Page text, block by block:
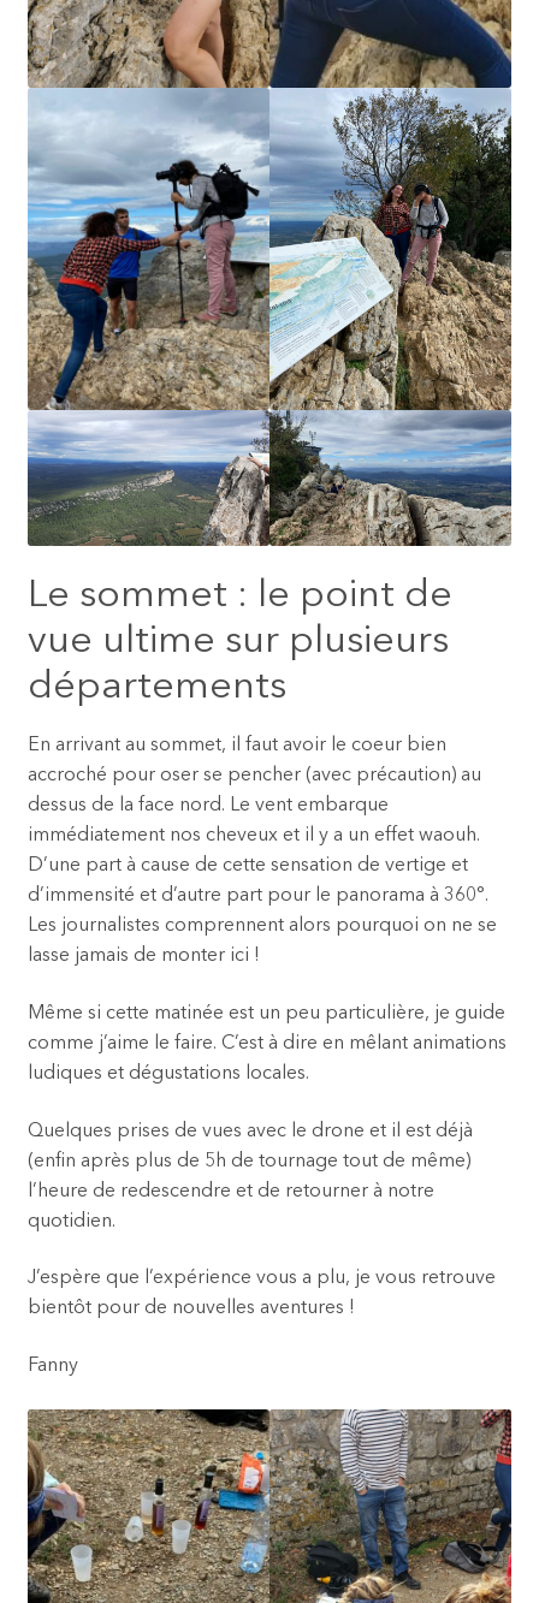
Le sommet : le point de
vue ultime sur plusieurs
départements
En arrivant au sommet, il faut avoir le coeur bien
accroché pour oser se pencher (avec précaution) au
dessus de la face nord. Le vent embarque
immédiatement nos cheveux et il y a un effet waouh.
D’une part à cause de cette sensation de vertige et
d’immensité et d’autre part pour le panorama à 360°.
Les journalistes comprennent alors pourquoi on ne se
lasse jamais de monter ici !
Même si cette matinée est un peu particulière, je guide
comme j’aime le faire. C’est à dire en mêlant animations
ludiques et dégustations locales.
Quelques prises de vues avec le drone et il est déjà
(enfin après plus de 5h de tournage tout de même)
l’heure de redescendre et de retourner à notre
quotidien.
J’espère que l’expérience vous a plu, je vous retrouve
bientôt pour de nouvelles aventures !
Fanny